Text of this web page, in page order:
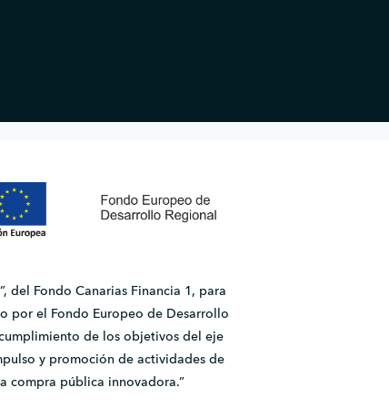
del Fondo Canarias Financia 1, para
por el Fondo Europeo de Desarrollo
de los objetivos del eje
y promoción de actividades de
compra pública innovadora.”